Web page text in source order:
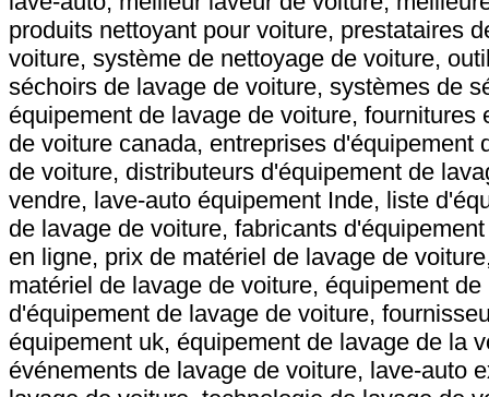
produits nettoyant pour voiture, prestataires
voiture, système de nettoyage de voiture,
séchoirs de lavage de voiture, systèmes de
équipement de lavage de voiture,
de voiture canada, entreprises
de voiture, distributeurs d'équipement de
vendre, lave-auto équipement Inde, liste
de lavage de voiture, fabricants
en ligne, prix de matériel de lavage de
matériel de lavage de voiture, équipement
d'équipement de lavage de voiture,
équipement uk, équipement de lavage de la
événements de lavage de voiture, lave-auto